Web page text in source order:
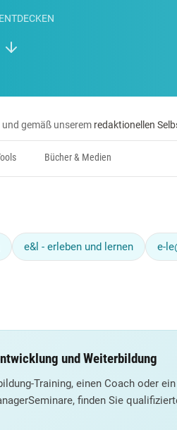
gemäß unserem redaktionellen
Bücher & Medien
e&l - erleben und lernen e-
und Weiterbildung
Training, einen Coach oder
finden Sie